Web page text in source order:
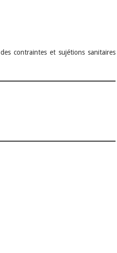
contraintes et sujétions sanitaires